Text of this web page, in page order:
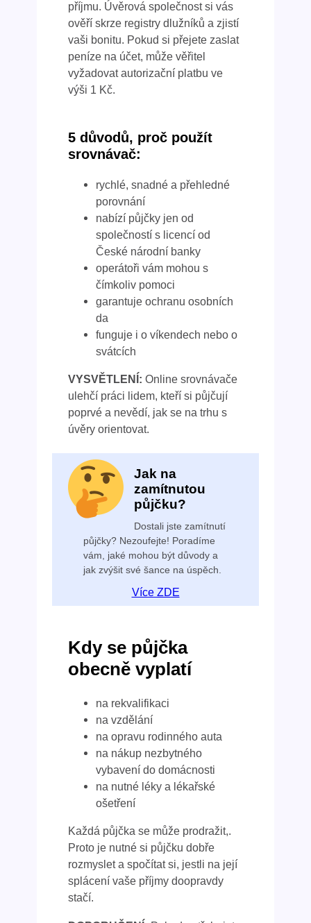
příjmu. Úvěrová společnost si vás
ověří skrze registry dlužníků a zjistí
vaši bonitu. Pokud si přejete zaslat
peníze na účet, může věřitel
vyžadovat autorizační platbu ve
výši 1 Kč.
5 důvodů, proč použít
srovnávač:
rychlé, snadné a přehledné
porovnání
nabízí půjčky jen od
společností s licencí od
České národní banky
operátoři vám mohou s
čímkoliv pomoci
garantuje ochranu osobních
da
funguje i o víkendech nebo o
svátcích
VYSVĚTLENÍ: Online srovnávače
ulehčí práci lidem, kteří si půjčují
poprvé a nevědí, jak se na trhu s
úvěry orientovat.
Jak na
zamítnutou
půjčku?
Dostali jste zamítnutí
půjčky? Nezoufejte! Poradíme
vám, jaké mohou být důvody a
jak zvýšit své šance na úspěch.
Více ZDE
Kdy se půjčka
obecně vyplatí
na rekvalifikaci
na vzdělání
na opravu rodinného auta
na nákup nezbytného
vybavení do domácnosti
na nutné léky a lékařské
ošetření
Každá půjčka se může prodražit,.
Proto je nutné si půjčku dobře
rozmyslet a spočítat si, jestli na její
splácení vaše příjmy doopravdy
stačí.